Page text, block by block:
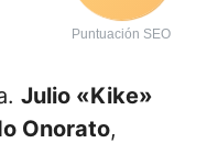
Puntuación SEO
Julio «Kike»
Onorato,